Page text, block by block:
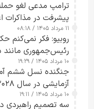
پیشرفت در مذاکرات
۱۱ مرداد ۱۴۰۵ / ۰۸:۱۸
روبیو: فکر نمی‌کنم
رئیس‌جمهوری مانند
کسی که واقعاً دست به
۱۰ مرداد ۱۴۰۵ / ۱۹:۲۹
آزمایشی در سال ۲۰۲۸ انجام می‌شود
۱۰ مرداد ۱۴۰۵ / ۱۹:۱۱
سه تصمیم راهبردی